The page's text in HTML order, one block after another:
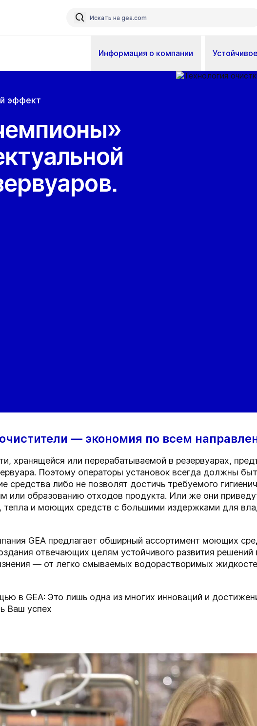
Информация о компании
эффект
— экономия по всем
хранящейся или перерабатываемой в резервуарах,
Поэтому операторы установок всегда должны
либо не позволят достичь требуемого
или образованию отходов продукта. Или же они
тепла и моющих средств с большими издержками для
GEA предлагает обширный ассортимент моющих
отвечающих целям устойчивого развития решений
— от легко смываемых водорастворимых
в GEA: Это лишь одна из многих инноваций и
Ваш успех